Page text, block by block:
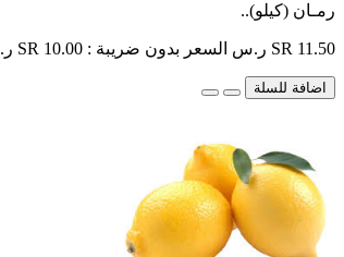
رمـان (كيلو)..
SR 11.50 ر.س السعر بدون ضريبة : SR 10.00 ر.س
اضافة للسلة